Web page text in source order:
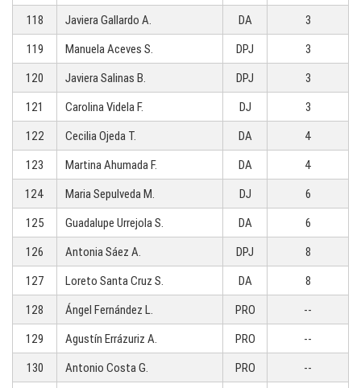
118
Javiera Gallardo A. DA
3
119
Manuela Aceves S. DPJ
3
120
Javiera Salinas B. DPJ
3
121
Carolina Videla F. DJ
3
122
Cecilia Ojeda T. DA
4
123
Martina Ahumada F. DA
4
124
Maria Sepulveda M. DJ
6
125
Guadalupe Urrejola S. DA
6
126
Antonia Sáez A. DPJ
8
127
Loreto Santa Cruz S. DA
8
128
Ángel Fernández L. PRO
--
129
Agustín Errázuriz A. PRO
--
130
Antonio Costa G. PRO
--